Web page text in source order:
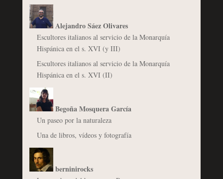
Alejandro Sáez Olivares
Escultores italianos al servicio de la Monarquía
Hispánica en el s. XVI (y III)
Escultores italianos al servicio de la Monarquía
Hispánica en el s. XVI (II)
Begoña Mosquera García
Un paseo por la naturaleza
Una de libros, vídeos y fotografía
berninirocks